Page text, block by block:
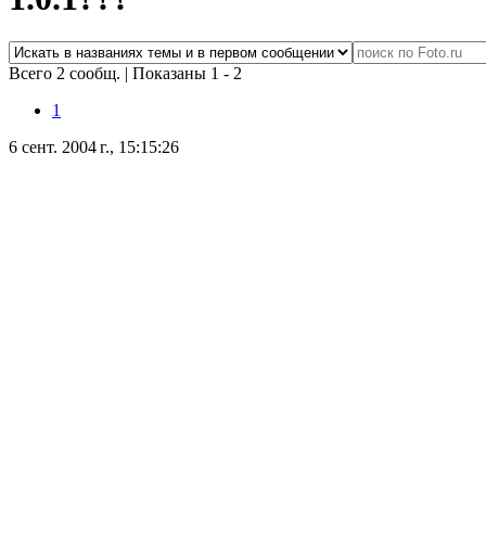
Всего 2 сообщ. | Показаны 1 - 2
1
6 сент. 2004 г., 15:15:26